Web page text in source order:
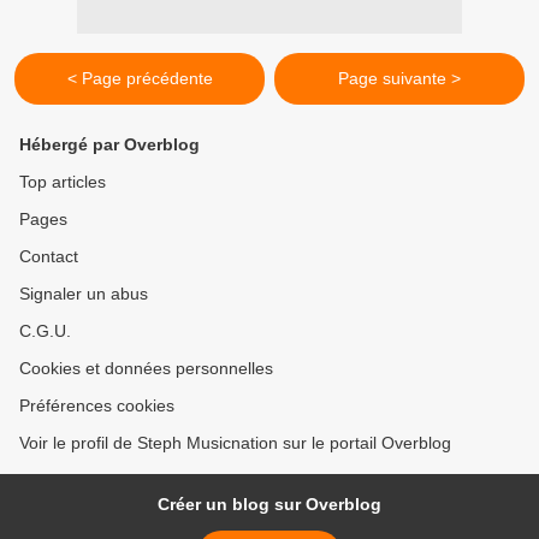
< Page précédente Page suivante >
Hébergé par Overblog
Top articles
Pages
Contact
Signaler un abus
C.G.U.
Cookies et données personnelles
Préférences cookies
Voir le profil de Steph Musicnation sur le portail Overblog
Créer un blog sur Overblog